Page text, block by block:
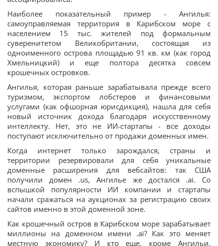
Наиболее показательный пример - Ангилья:
самоуправляемая территория в Карибском море с
населением 15 тыс. жителей под формальным
суверенитетом Великобритании, состоящая из
одноименного острова площадью 91 кв. км (как город
Хмельницкий) и еще полтора десятка совсем
крошечных островков.
Ангилья, которая раньше зарабатывала прежде всего
туризмом, экспортом лобстеров и финансовыми
услугами (как офшорная юрисдикция), нашла для себя
новый источник дохода благодаря искусственному
интеллекту. Нет, это не ИИ-стартапы - все доходы
поступают исключительно от продажи доменных имен.
Когда интернет только зарождался, страны и
территории резервировали для себя уникальные
доменные расширения для вебсайтов: так США
получили домен .us, Ангилье же достался .ai. Со
вспышкой популярности ИИ компании и стартапы
начали сражаться на аукционах за регистрацию своих
сайтов именно в этой доменной зоне.
Как крошечный остров в Карибском море зарабатывает
миллионы на доменном имени .ai? Как это меняет
местную экономику? И кто еще, кроме Ангильи,